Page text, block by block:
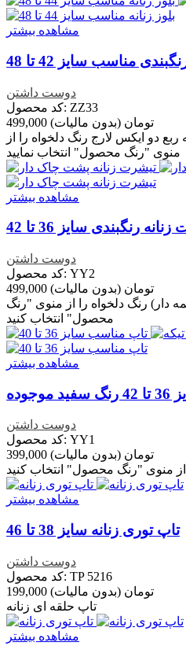
مشاهده بیشتر
مناسب سایز 42 تا 48
دوست داشتن
کد محصول: ZZ33
499,000 تومان (بدون مالیات)
دو ایکس لارج رنگ دلخواه را از
منوی "رنگ محصول" انتخاب نمایید
مشاهده بیشتر
رنگبندی سایز 36 تا 42
دوست داشتن
کد محصول: YY2
499,000 تومان (بدون مالیات)
دار) رنگ دلخواه را از منوی "رنگ
محصول" انتخاب کنید
مشاهده بیشتر
دوست داشتن
کد محصول: YY1
399,000 تومان (بدون مالیات)
از منوی "رنگ محصول" انتخاب کنید
مشاهده بیشتر
تاپ توری زنانه سایز 38 تا 46
دوست داشتن
کد محصول: TP 5216
199,000 تومان (بدون مالیات)
تاپ حلقه ای زنانه
مشاهده بیشتر